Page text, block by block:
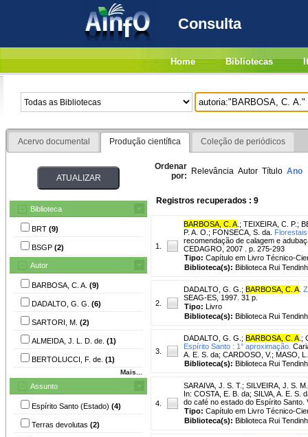
Consulta
Home Bibliotecas
Acervo documental Produção científica Coleção de periódicos
Biblioteca
BRT (9)
BSGP (2)
Autor
BARBOSA, C. A. (9)
DADALTO, G. G. (6)
SARTORI, M. (2)
ALMEIDA, J. L. D. de. (1)
BERTOLUCCI, F. de. (1)
Mais...
Assunto
Espírito Santo (Estado) (4)
Terras devolutas (2)
Ordenar
por: Relevância Autor Título Ano
Registros recuperados : 9
1.
BARBOSA, C. A ; TEIXEIRA, C. P. ;
P. A. O. ; FONSECA, S. da.
recomendação de calagem e
CEDAGRO, 2007 . p. 275-293
Tipo: Capítulo em Livro Técnico-
Biblioteca(s): Biblioteca Rui
2.
DADALTO, G. G. ; BARBOSA, C. A
SEAG-ES, 1997. 31 p.
Tipo: Livro
Biblioteca(s): Biblioteca Rui
3.
DADALTO, G. G. ; BARBOSA, C. A ;
Espírito Santo : 1° aproximação.
A. E. S. da; CARDOSO, V.; MASO,
Biblioteca(s): Biblioteca Rui
4.
SARAIVA, J. S. T. ; SILVEIRA, J. S. M.
In: COSTA, E. B. da; SILVA, A. E. S.
do café no estado do Espírito Santo.
Tipo: Capítulo em Livro Técnico-
Biblioteca(s): Biblioteca Rui